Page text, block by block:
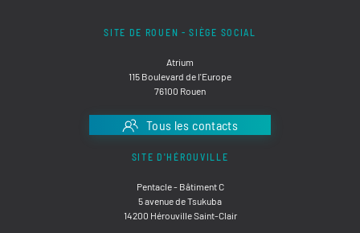
SITE DE ROUEN - SIÈGE SOCIAL
Atrium
115 Boulevard de l'Europe
76100 Rouen
Tous les contacts
SITE D'HÉROUVILLE
Pentacle - Bâtiment C
5 avenue de Tsukuba
14200 Hérouville Saint-Clair